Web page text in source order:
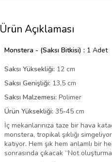
Ürün Açıklaması
Monstera - (Saksı Bitkisi) : 1 Adet
Saksı Yüksekliği: 12 cm
Saksı Genişliği: 13,5 cm
Saksı Malzemesi: Polimer
Ürün Yüksekliği: 35-45 cm
İç mekanlarınıza taze bir hava
monstera, tropikal şıklığı
katıyor. Hem şık hem anlamlı bir
sonrasında çıkacak “Not